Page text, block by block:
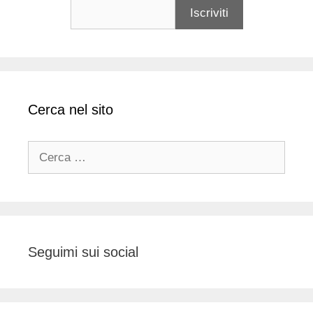
Cerca nel sito
Seguimi sui social